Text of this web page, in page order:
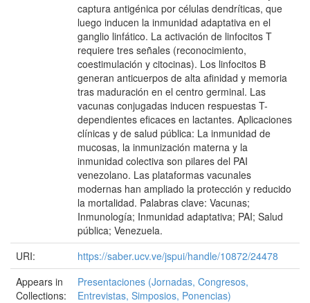
captura antigénica por células dendríticas, que
luego inducen la inmunidad adaptativa en el
ganglio linfático. La activación de linfocitos T
requiere tres señales (reconocimiento,
coestimulación y citocinas). Los linfocitos B
generan anticuerpos de alta afinidad y memoria
tras maduración en el centro germinal. Las
vacunas conjugadas inducen respuestas T-
dependientes eficaces en lactantes. Aplicaciones
clínicas y de salud pública: La inmunidad de
mucosas, la inmunización materna y la
inmunidad colectiva son pilares del PAI
venezolano. Las plataformas vacunales
modernas han ampliado la protección y reducido
la mortalidad. Palabras clave: Vacunas;
Inmunología; Inmunidad adaptativa; PAI; Salud
pública; Venezuela.
URI:
https://saber.ucv.ve/jspui/handle/10872/24478
Appears in
Collections:
Presentaciones (Jornadas, Congresos,
Entrevistas, Simposios, Ponencias)